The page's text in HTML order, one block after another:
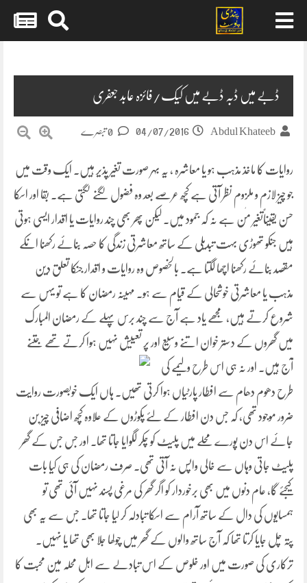
ڈبے میں ڈبہ ڈبے میں کیک/فائزہ عابد جعفری
Abdul Khateeb
04/07/2016
روایات کا ماخذ مذہب ہو یا معاشرہ ، یہ بہر صورت تغیر پذیر ہیں۔ ایک وقت میں
جو چیز لازم و ملزوم نظر آتی ہے کچھ عرصے بعد وہ فضول لگنے لگتی ہے۔ بقا اور اسکا
حسن یقیناًتغیر مٰن ہے نہ کہ جمود میں۔ لیکن پھر بھی چند روایات یا اقدار ایسی ہوتی
ہیں جنکو تھوڑی بہت تبدیلی کے ساتھ معاشرتی زندگی کا حصہ بنائے رکھنا انکے
مقصد بنائے رکھنا اچھا لگتا ہے۔ بالخصوص وہ روایات و اقدار جنکا تعلق دین
مذہب یا معاشرتی خوشحالی کے قیام سے ہو۔ مہینہ رمضان کا ہے تو یہں سے
شروع کرتے ہیں، مجھے یاد ہے آج سے چند برس پہلے کے رمضان المبارک
میں گھروں کے د ستر خوان اتنے وسیع اور پر تعییش نہیں ہوا کرتے تھے جتنے
آج ہیں۔ اور نہ ہی اس طرح ولیمے کی
طرح دھوم دھام سے افطار پارٹیاں ہوا کرتی تھیں۔ ہاں ایک خوبصورت روایت
ضرور موجود تھی، کہ جس دن افطار کے لئے پکوڑوں کے علاوہ کچھ اضافی چیز بن
جائے اس دن پورے محلے میں پلیٹ کو چکر لگوایا جاتا تھا۔ اور جس جس کے گھر
پلیٹ جاتی وہاں سے خالی واپس نہ آتی تھی۔ صرف رمضان کی ہی کیا بات
کیجئے گا، عام دنوں میں بھی برخوردار کو اگر گھر کی مرغی پسند نہیں آئی تھی تو
ہمسایوں کی دال کے ساتھ آرام سے اسکا تبادلہ کر لیا جاتا تھا۔ جس سے یہ بھی
پتہ چل جایا کرتا تھا کہ آج ساتھ والوں کے گھر میں چولھا جلا بھی تھا یا نہیں۔
ترکاری کی صورت میں اور خلوص کے اس تبادلے سے اہل محلہ مین محبت کا